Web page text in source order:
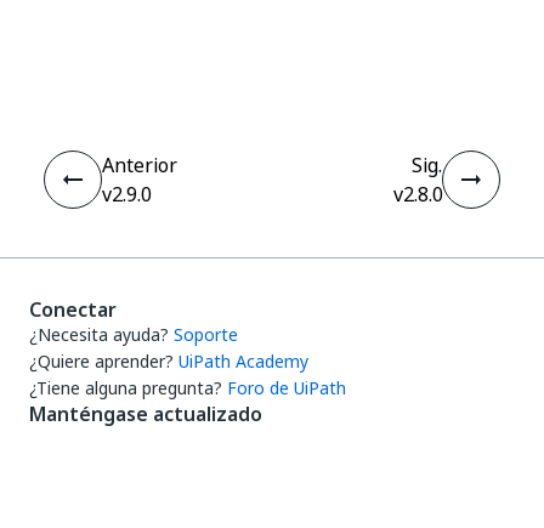
Anterior
v2.9.0
Sig.
v2.8.0
Conectar
¿Necesita ayuda? Soporte
¿Quiere aprender? UiPath Academy
¿Tiene alguna pregunta? Foro de UiPath
Manténgase actualizado